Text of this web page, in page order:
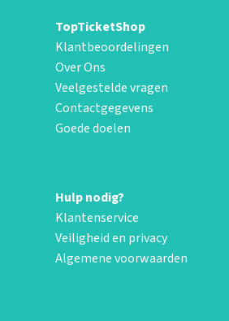
TopTicketShop
Klantbeoordelingen
Over Ons
Veelgestelde vragen
Contactgegevens
Goede doelen
Hulp nodig?
Klantenservice
Veiligheid en privacy
Algemene voorwaarden